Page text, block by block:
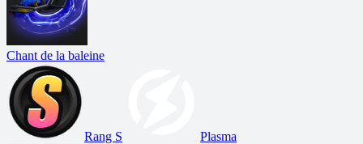
Chant de la baleine
Rang S Plasma